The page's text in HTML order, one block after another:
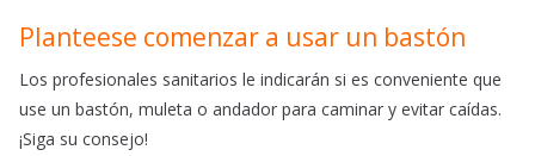
Planteese comenzar a usar un bastón
Los profesionales sanitarios le indicarán si es conveniente que
use un bastón, muleta o andador para caminar y evitar caídas.
¡Siga su consejo!